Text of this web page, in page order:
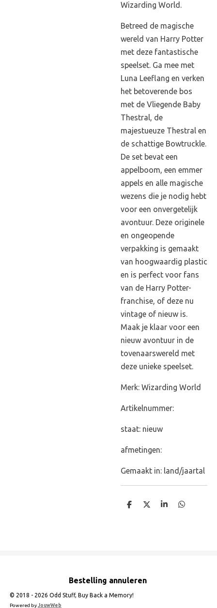
Wizarding World.
Betreed de magische
wereld van Harry Potter
met deze fantastische
speelset. Ga mee met
Luna Leeflang en verken
het betoverende bos
met de Vliegende Baby
Thestral, de
majestueuze Thestral en
de schattige Bowtruckle.
De set bevat een
appelboom, een emmer
appels en alle magische
wezens die je nodig hebt
voor een onvergetelijk
avontuur. Deze originele
en ongeopende
verpakking is gemaakt
van hoogwaardig plastic
en is perfect voor fans
van de Harry Potter-
franchise, of deze nu
vintage of nieuw is.
Maak je klaar voor een
nieuw avontuur in de
tovenaarswereld met
deze unieke speelset.
Merk: Wizarding World
Artikelnummer:
staat: nieuw
afmetingen:
Gemaakt in: land/jaartal
D
D
S
D
Bestelling annuleren
© 2018 - 2026 Odd Stuff, Buy Back a Memory!
Powered byJouwWeb